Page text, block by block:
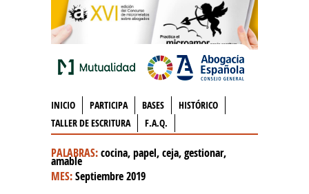
INICIO PARTICIPA BASES
HISTÓRICO
TALLER DE ESCRITURA
F.A.Q.
PALABRAS:cocina, papel, ceja, gestionar,
amable
MES:Septiembre 2019